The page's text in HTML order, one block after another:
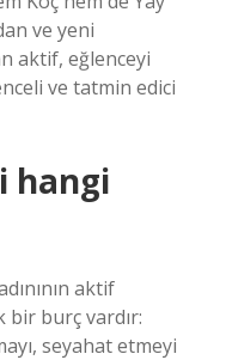
ve yeni
aktif, eğlenceyi
ve tatmin edici
hangi
aktif
bir burç vardır:
seyahat etmeyi